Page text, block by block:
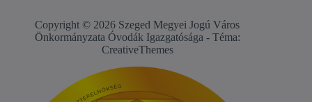
Copyright © 2026 Szeged Megyei Jogú Város
Önkormányzata Óvodák Igazgatósága - Téma:
CreativeThemes